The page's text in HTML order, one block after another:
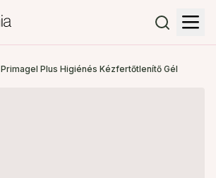
Primagel Plus Higiénés Kézfertőtlenítő Gél